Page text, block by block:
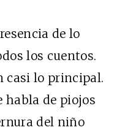
de lo
los cuentos.
casi lo principal.
habla de piojos
del niño